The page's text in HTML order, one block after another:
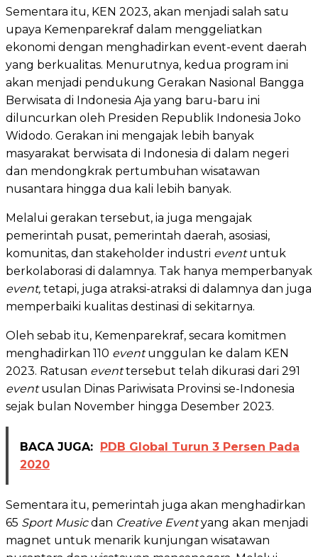
Sementara itu, KEN 2023, akan menjadi salah satu
upaya Kemenparekraf dalam menggeliatkan
ekonomi dengan menghadirkan event-event daerah
yang berkualitas. Menurutnya, kedua program ini
akan menjadi pendukung Gerakan Nasional Bangga
Berwisata di Indonesia Aja yang baru-baru ini
diluncurkan oleh Presiden Republik Indonesia Joko
Widodo. Gerakan ini mengajak lebih banyak
masyarakat berwisata di Indonesia di dalam negeri
dan mendongkrak pertumbuhan wisatawan
nusantara hingga dua kali lebih banyak.
Melalui gerakan tersebut, ia juga mengajak
pemerintah pusat, pemerintah daerah, asosiasi,
komunitas, dan stakeholder industri eventuntuk
berkolaborasi di dalamnya. Tak hanya memperbanyak
event, tetapi, juga atraksi-atraksi di dalamnya dan juga
memperbaiki kualitas destinasi di sekitarnya.
Oleh sebab itu, Kemenparekraf, secara komitmen
menghadirkan 110 eventunggulan ke dalam KEN
2023. Ratusan eventtersebut telah dikurasi dari 291
eventusulan Dinas Pariwisata Provinsi se-Indonesia
sejak bulan November hingga Desember 2023.
BACA JUGA: PDB Global Turun 3 Persen Pada
2020
Sementara itu, pemerintah juga akan menghadirkan
65 Sport Musicdan Creative Eventyang akan menjadi
magnet untuk menarik kunjungan wisatawan